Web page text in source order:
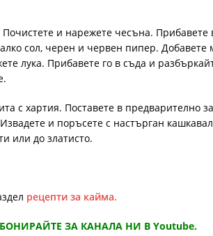
и нарежете чесъна. Прибавете
сол, черен и червен пипер. Добавете
лука. Прибавете го в съда и
с хартия. Поставете в предварително
и поръсете с настърган
или до златисто.
рецепти за кайма.
ЗА КАНАЛА НИ В Youtube.